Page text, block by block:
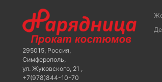
295015 Россия
Симферополь
ул. Жуковского, 21
+7(978)844-10-70